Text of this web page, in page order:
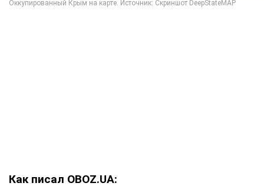
Как писал OBOZ.UA: